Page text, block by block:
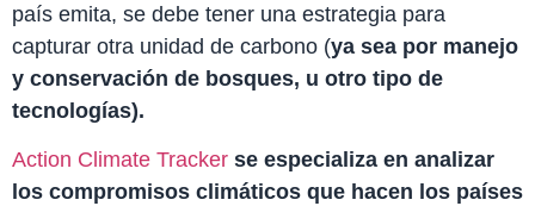
país emita, se debe tener una estrategia para
capturar otra unidad de carbono (ya sea por manejo
y conservación de bosques, u otro tipo de
tecnologías).
Action Climate Tracker se especializa en analizar
los compromisos climáticos que hacen los países